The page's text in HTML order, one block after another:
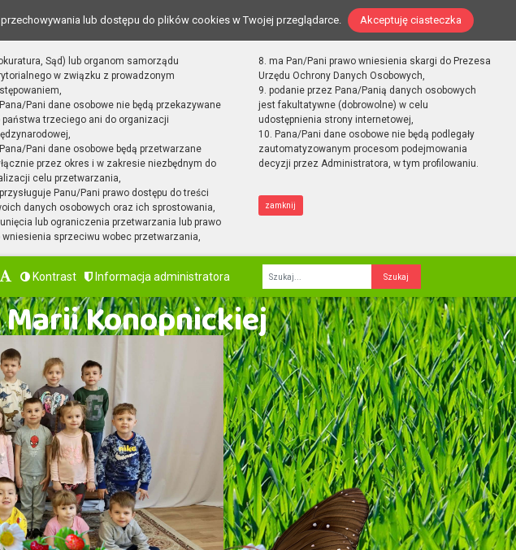
lub dostępu do plików cookies w Twojej przeglądarce. Akceptuję ciasteczka
Sąd) lub organom samorządu
w związku z prowadzonym
Pani dane osobowe nie będą przekazywane
państwa trzeciego ani do organizacji
Pani dane osobowe będą przetwarzane
przez okres i w zakresie niezbędnym do
celu przetwarzania,
Panu/Pani prawo dostępu do treści
danych osobowych oraz ich sprostowania,
lub ograniczenia przetwarzania lub prawo
wniesienia sprzeciwu wobec przetwarzania,
8. ma Pan/Pani prawo wniesienia skargi do Prezesa
Urzędu Ochrony Danych Osobowych,
9. podanie przez Pana/Panią danych osobowych
jest fakultatywne (dobrowolne) w celu
udostępnienia strony internetowej,
10. Pana/Pani dane osobowe nie będą podlegały
zautomatyzowanym procesom podejmowania
decyzji przez Administratora, w tym profilowaniu.
zamknij
Kontrast Informacja administratora
Fraza
Konopnickiej